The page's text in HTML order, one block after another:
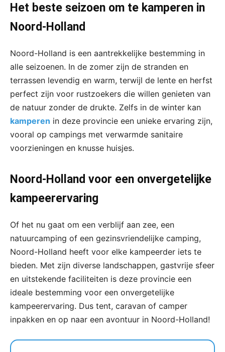
Het beste seizoen om te kamperen in
Noord-Holland
Noord-Holland is een aantrekkelijke bestemming in
alle seizoenen. In de zomer zijn de stranden en
terrassen levendig en warm, terwijl de lente en herfst
perfect zijn voor rustzoekers die willen genieten van
de natuur zonder de drukte. Zelfs in de winter kan
kamperen in deze provincie een unieke ervaring zijn,
vooral op campings met verwarmde sanitaire
voorzieningen en knusse huisjes.
Noord-Holland voor een onvergetelijke
kampeerervaring
Of het nu gaat om een verblijf aan zee, een
natuurcamping of een gezinsvriendelijke camping,
Noord-Holland heeft voor elke kampeerder iets te
bieden. Met zijn diverse landschappen, gastvrije sfeer
en uitstekende faciliteiten is deze provincie een
ideale bestemming voor een onvergetelijke
kampeerervaring. Dus tent, caravan of camper
inpakken en op naar een avontuur in Noord-Holland!